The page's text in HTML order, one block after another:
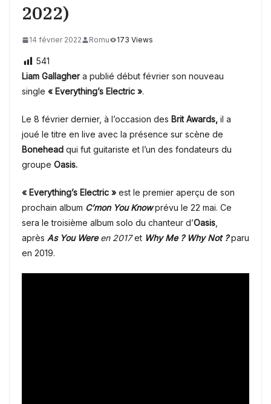
2022)
14 février 2022 Romu 173 Views
541
Liam Gallaghera publié début février son nouveau
single « Everything’s Electric ».
Le 8 février dernier, à l’occasion des Brit Awards, il a
joué le titre en live avec la présence sur scène de
Bonehead qui fut guitariste et l’un des fondateurs du
groupe Oasis.
« Everything’s Electric » est le premier aperçu de son
prochain album C’mon You Knowprévu le 22 mai. Ce
sera le troisième album solo du chanteur d’Oasis,
après As You Wereen 2017et Why Me ? Why Not ?paru
en 2019.